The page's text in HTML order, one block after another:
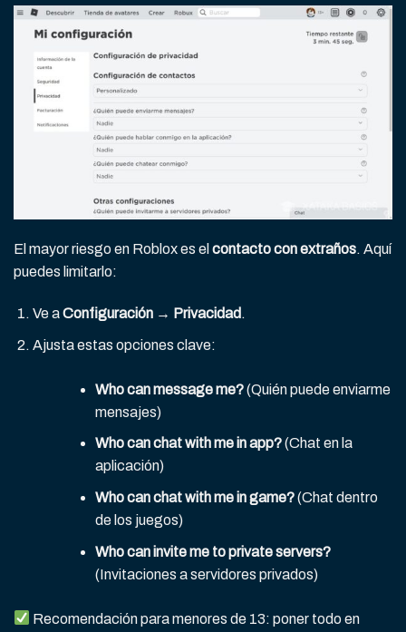
El mayor riesgo en Roblox es el contacto con extraños. Aquí
puedes limitarlo:
Ve aConfiguración → Privacidad .
Ajusta estas opciones clave:
Who can message me?(Quién puede enviarme
mensajes)
Who can chat with me in app?(Chat en la
aplicación)
Who can chat with me in game?(Chat dentro
de los juegos)
Who can invite me to private servers?
(Invitaciones a servidores privados)
Recomendación para menores de 13: poner todo en